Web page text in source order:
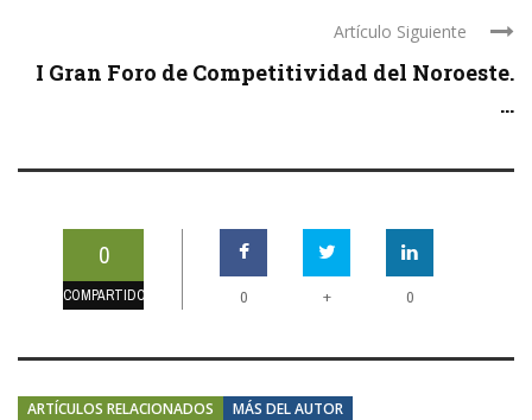
Artículo Siguiente
I Gran Foro de Competitividad del Noroeste.
...
0
COMPARTIDOS 0 + 0
ARTÍCULOS RELACIONADOS MÁS DEL AUTOR